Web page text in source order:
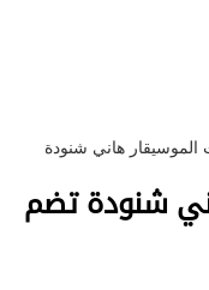
الموسيقار هاني شنودة
شنودة تضم